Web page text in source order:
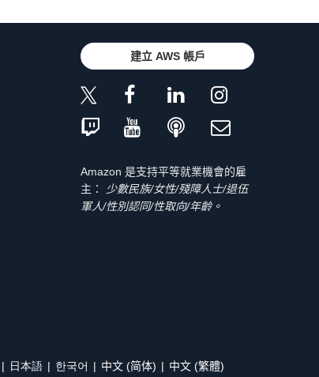
建立 AWS 帳戶
Amazon 是支持平等就業機會的雇
主：
少數民族/女性/殘障人士/退伍
軍人/性別認同/性取向/年齡。
日本語 한국어 中文 (简体) 中文 (繁體)